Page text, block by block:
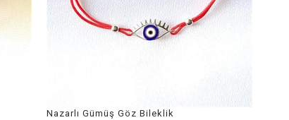
Nazarlı Gümüş Göz Bileklik